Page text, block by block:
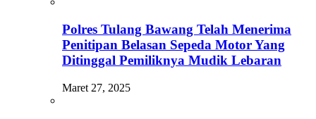
Polres Tulang Bawang Telah Menerima
Penitipan Belasan Sepeda Motor Yang
Ditinggal Pemiliknya Mudik Lebaran
Maret 27, 2025